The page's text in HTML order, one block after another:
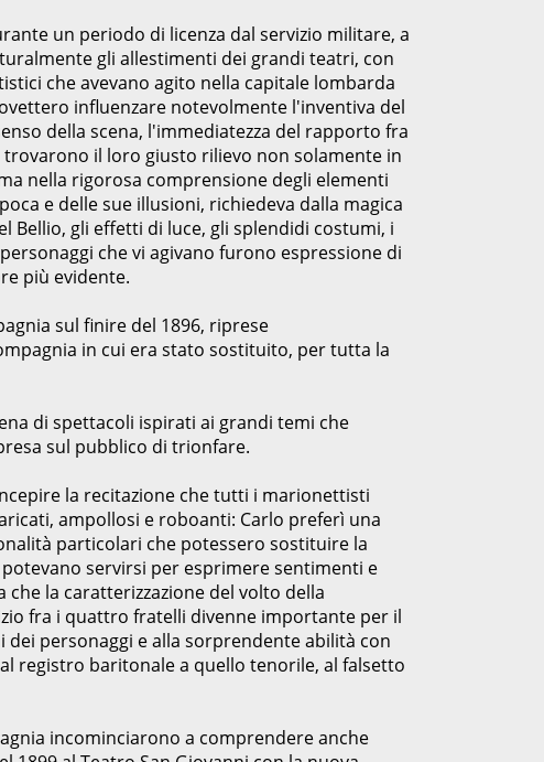
un periodo di licenza dal servizio militare, a
gli allestimenti dei grandi teatri, con
che avevano agito nella capitale lombarda
influenzare notevolmente l'inventiva del
della scena, l'immediatezza del rapporto fra
il loro giusto rilievo non solamente in
nella rigorosa comprensione degli elementi
e delle sue illusioni, richiedeva dalla magica
Bellio, gli effetti di luce, gli splendidi costumi, i
che vi agivano furono espressione di
più evidente.
sul finire del 1896, riprese
in cui era stato sostituito, per tutta la
di spettacoli ispirati ai grandi temi che
sul pubblico di trionfare.
la recitazione che tutti i marionettisti
ampollosi e roboanti: Carlo preferì una
particolari che potessero sostituire la
servirsi per esprimere sentimenti e
la caratterizzazione del volto della
fra i quattro fratelli divenne importante per il
personaggi e alla sorprendente abilità con
registro baritonale a quello tenorile, al falsetto
incominciarono a comprendere anche